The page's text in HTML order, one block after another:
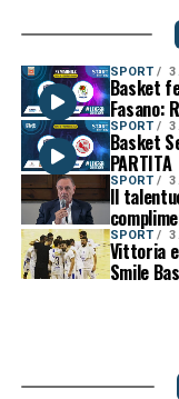
SPORT 3
Basket
Fasano:
SPORT 3
Basket
PARTITA
SPORT 3
Il
SPORT 3
Vittoria
Smile